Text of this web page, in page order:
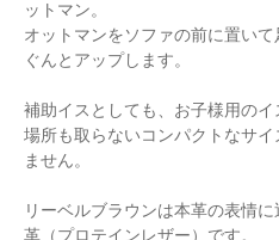
ットマン。
オットマンをソファの前に置い
ぐんとアップします。
補助イスとしても、お子様用のイ
場所も取らないコンパクトなサ
ません。
リーベルブラウンは本革の表情
革（プロテインレザー）です。